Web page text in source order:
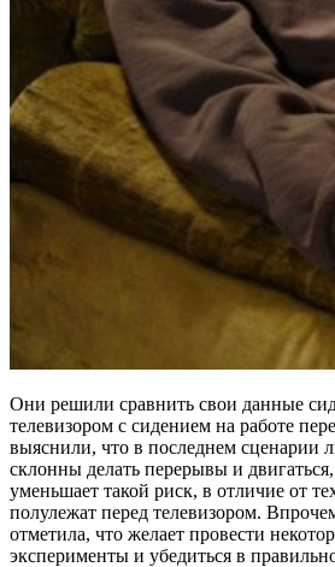
Они решили сравнить свои данные
телевизором с сидением на работе
выяснили, что в последнем сценарии
склонны делать перерывы и
уменьшает такой риск, в отличие от
полулежат перед телевизором.
отметила, что желает провести
эксперименты и убедиться в